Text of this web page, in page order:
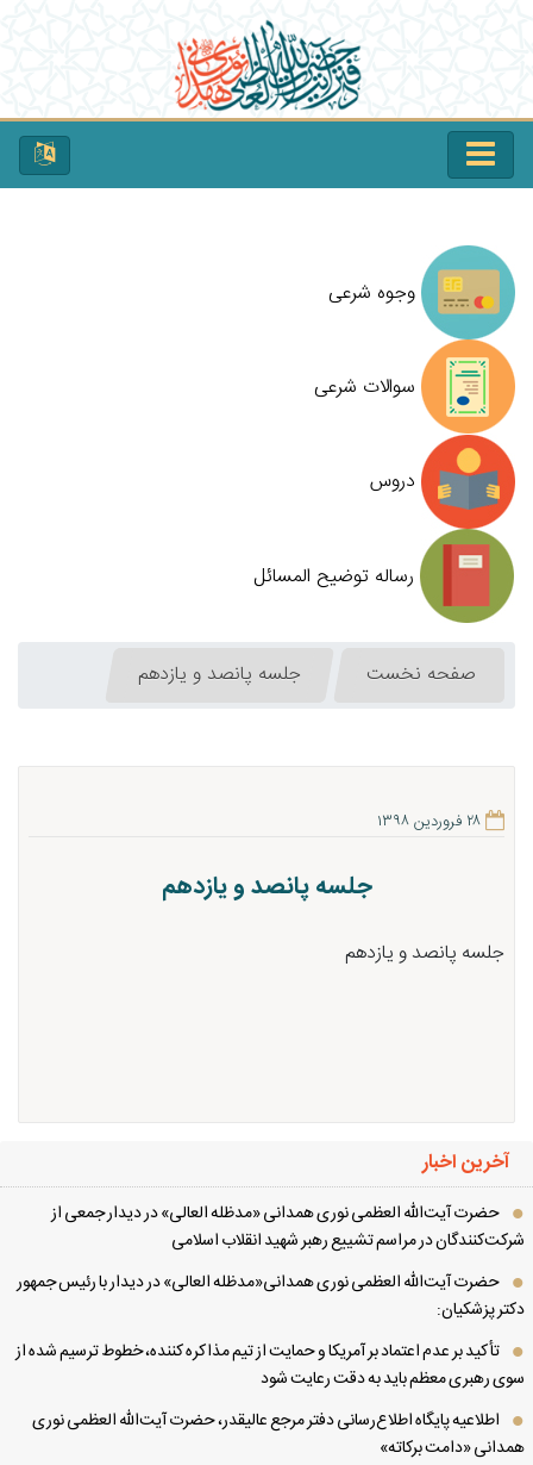
وجوه شرعی
سوالات شرعی
دروس
رساله توضیح المسائل
صفحه نخست جلسه پانصد و یازدهم
۲۸ فروردین ۱۳۹۸
جلسه پانصد و یازدهم
جلسه پانصد و یازدهم
آخرین اخبار
حضرت آیت‌الله العظمی نوری همدانی «مدظله العالی» در دیدار جمعی از
در مراسم تشییع رهبر شهید انقلاب اسلامی
حضرت آیت‌الله العظمی نوری همدانی«مدظله العالی» در دیدار با رئیس جمهور
پزشکیان:
تأکید بر عدم اعتماد بر آمریکا و حمایت از تیم مذاکره کننده، خطوط ترسیم شده از
رهبری معظم باید به دقت رعایت شود
اطلاعیه پایگاه اطلاع‌رسانی دفتر مرجع عالیقدر، حضرت آیت‌الله العظمی نوری
«دامت برکاته»